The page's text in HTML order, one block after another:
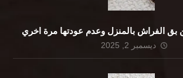
الفراش بالمنزل وعدم عودتها مرة اخري
ديسمبر 2, 2025